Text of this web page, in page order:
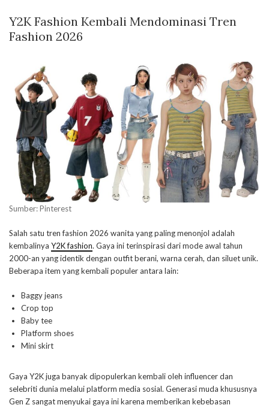
Y2K Fashion Kembali Mendominasi Tren
Fashion 2026
Sumber: Pinterest
Salah satu tren fashion 2026 wanita yang paling menonjol adalah
kembalinya Y2K fashion. Gaya ini terinspirasi dari mode awal tahun
2000-an yang identik dengan outfit berani, warna cerah, dan siluet unik.
Beberapa item yang kembali populer antara lain:
Baggy jeans
Crop top
Baby tee
Platform shoes
Mini skirt
Gaya Y2K juga banyak dipopulerkan kembali oleh influencer dan
selebriti dunia melalui platform media sosial. Generasi muda khususnya
Gen Z sangat menyukai gaya ini karena memberikan kebebasan